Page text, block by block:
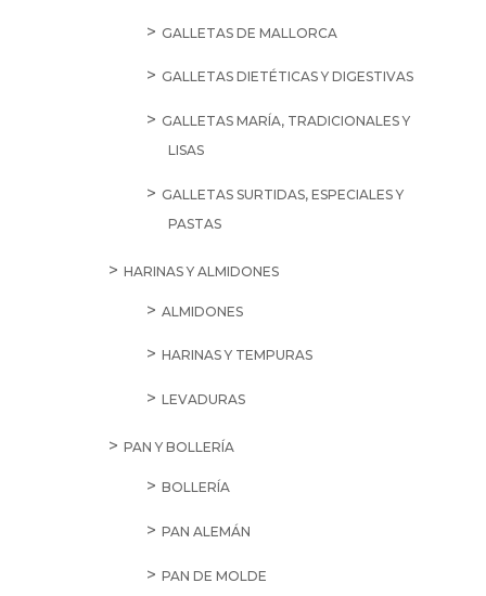
GALLETAS DE MALLORCA
GALLETAS DIETÉTICAS Y DIGESTIVAS
GALLETAS MARÍA, TRADICIONALES Y
LISAS
GALLETAS SURTIDAS, ESPECIALES Y
PASTAS
HARINAS Y ALMIDONES
ALMIDONES
HARINAS Y TEMPURAS
LEVADURAS
PAN Y BOLLERÍA
BOLLERÍA
PAN ALEMÁN
PAN DE MOLDE